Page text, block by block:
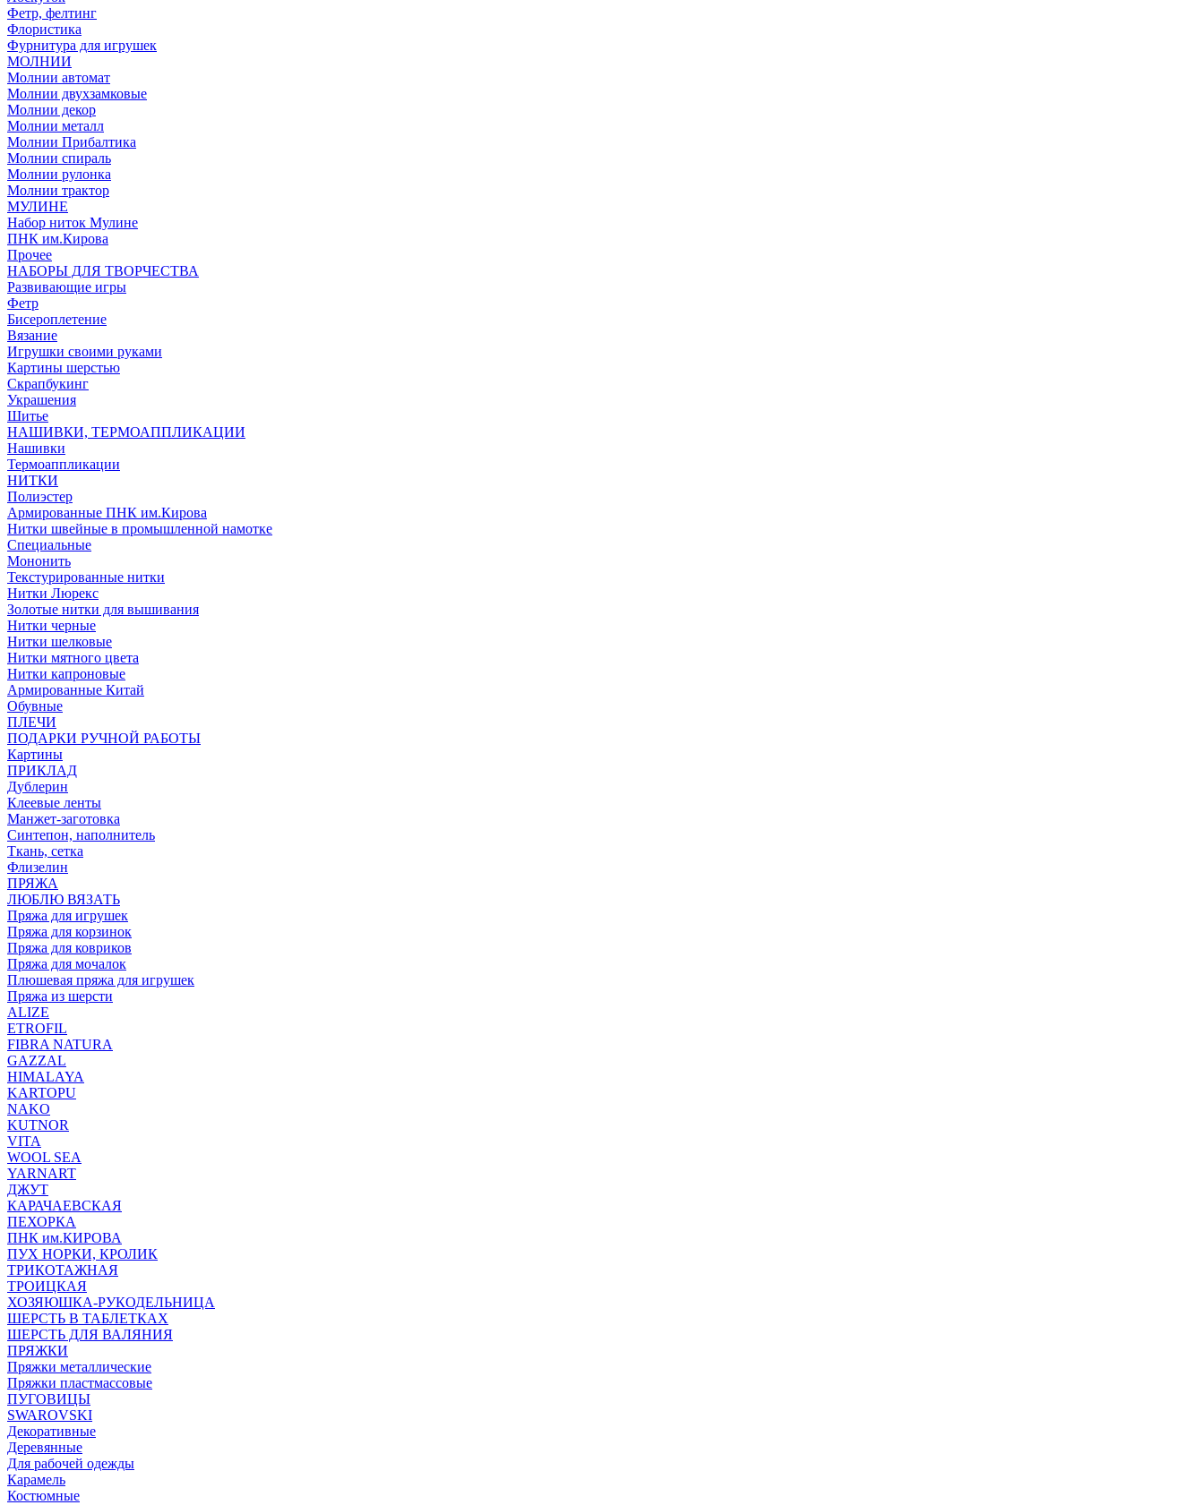
Фетр, фелтинг
Флористика
Фурнитура для игрушек
МОЛНИИ
Молнии автомат
Молнии двухзамковые
Молнии декор
Молнии металл
Молнии Прибалтика
Молнии спираль
Молнии рулонка
Молнии трактор
МУЛИНЕ
Набор ниток Мулине
ПНК им.Кирова
Прочее
НАБОРЫ ДЛЯ ТВОРЧЕСТВА
Развивающие игры
Фетр
Бисероплетение
Вязание
Игрушки своими руками
Картины шерстью
Скрапбукинг
Украшения
Шитье
НАШИВКИ, ТЕРМОАППЛИКАЦИИ
Нашивки
Термоаппликации
НИТКИ
Полиэстер
Армированные ПНК им.Кирова
Нитки швейные в промышленной намотке
Специальные
Мононить
Текстурированные нитки
Нитки Люрекс
Золотые нитки для вышивания
Нитки черные
Нитки шелковые
Нитки мятного цвета
Нитки капроновые
Армированные Китай
Обувные
ПЛЕЧИ
ПОДАРКИ РУЧНОЙ РАБОТЫ
Картины
ПРИКЛАД
Дублерин
Клеевые ленты
Манжет-заготовка
Синтепон, наполнитель
Ткань, сетка
Флизелин
ПРЯЖА
ЛЮБЛЮ ВЯЗАТЬ
Пряжа для игрушек
Пряжа для корзинок
Пряжа для ковриков
Пряжа для мочалок
Плюшевая пряжа для игрушек
Пряжа из шерсти
ALIZE
ETROFIL
FIBRA NATURA
GAZZAL
HIMALAYA
KARTOPU
NAKO
KUTNOR
VITA
WOOL SEA
YARNART
ДЖУТ
КАРАЧАЕВСКАЯ
ПЕХОРКА
ПНК им.КИРОВА
ПУХ НОРКИ, КРОЛИК
ТРИКОТАЖНАЯ
ТРОИЦКАЯ
ХОЗЯЮШКА-РУКОДЕЛЬНИЦА
ШЕРСТЬ В ТАБЛЕТКАХ
ШЕРСТЬ ДЛЯ ВАЛЯНИЯ
ПРЯЖКИ
Пряжки металлические
Пряжки пластмассовые
ПУГОВИЦЫ
SWAROVSKI
Декоративные
Деревянные
Для рабочей одежды
Карамель
Костюмные